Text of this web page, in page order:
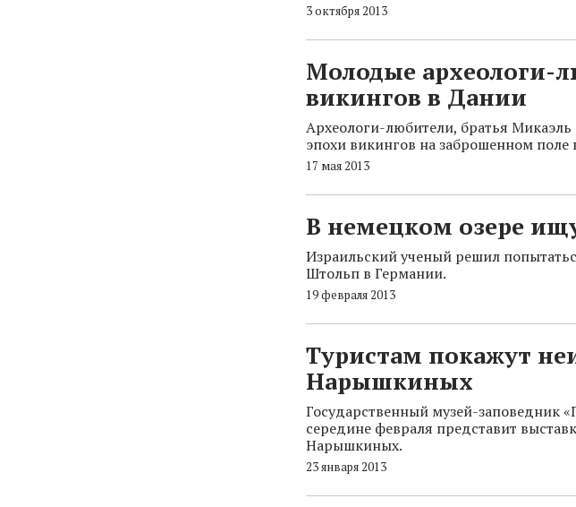
3 октября 2013
Молодые археологи-
викингов в Дании
Археологи-любители, братья
эпохи викингов на заброшенном
17 мая 2013
В немецком озере
Израильский ученый решил
Штольп в Германии.
19 февраля 2013
Туристам покажут
Нарышкиных
Государственный музей-заповедник
середине февраля представит
Нарышкиных.
23 января 2013